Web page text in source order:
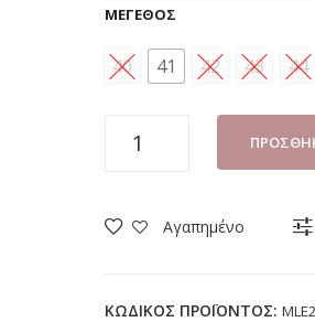
ΜΈΓΕΘΟΣ
40 41 42 43 44
MLE255337-
(40-
Αγαπημένο
ΚΩΔΙΚΌΣ ΠΡΟΪΌΝΤΟΣ: